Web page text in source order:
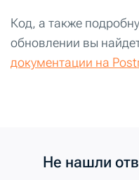
Код, а также
обновлении вы
документации на
Не нашли